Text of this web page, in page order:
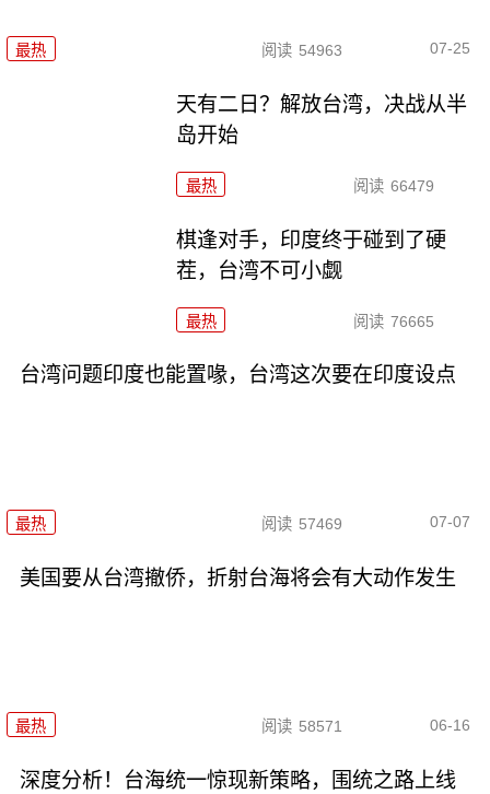
最热 阅读 54963 07-25
天有二日？解放台湾，决战从半
岛开始
最热 阅读 66479
棋逢对手，印度终于碰到了硬
茬，台湾不可小觑
最热 阅读 76665
台湾问题印度也能置喙，台湾这次要在印度设点
最热 阅读 57469 07-07
美国要从台湾撤侨，折射台海将会有大动作发生
最热 阅读 58571 06-16
深度分析！台海统一惊现新策略，围统之路上线